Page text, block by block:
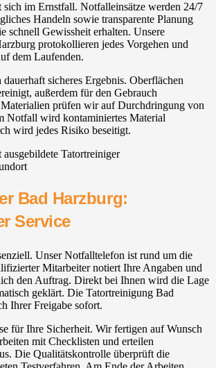
sich im Ernstfall. Notfalleinsätze werden 24/7
Handeln sowie transparente Planung
schnell Gewissheit erhalten. Unsere
protokollieren jedes Vorgehen und
dem Laufenden.
sicheres Ergebnis. Oberflächen
außerdem für den Gebrauch
Materialien prüfen wir auf Durchdringung von
Notfall wird kontaminiertes Material
wird jedes Risiko beseitigt.
Bad Harzburg:
Service
Unser Notfalltelefon ist rund um die
Mitarbeiter notiert Ihre Angaben und
den Auftrag. Direkt bei Ihnen wird die Lage
geklärt. Die Tatortreinigung Bad
Ihrer Freigabe sofort.
für Ihre Sicherheit. Wir fertigen auf Wunsch
mit Checklisten und erteilen
Die Qualitätskontrolle überprüft die